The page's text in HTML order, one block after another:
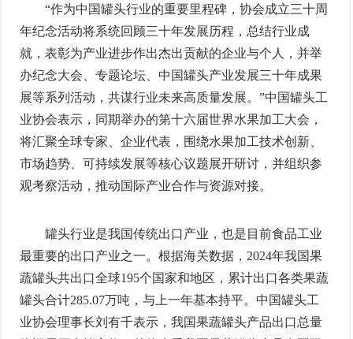
“作为中国罐头行业的重要里程碑，协会成立三十周
年纪念活动将系统回顾三十年发展历程，总结行业成
就，表彰为产业进步作出杰出贡献的企业与个人，并举
办纪念大会、专题论坛、中国罐头产业发展三十年成果
展等系列活动，共谋行业未来高质量发展。”中国罐头工
业协会表示，同期举办的第十六届世界水果加工大会，
将汇聚全球专家、企业代表，围绕水果加工技术创新、
市场趋势、可持续发展等核心议题展开研讨，并组织参
观考察活动，推动国际产业合作与资源对接。
罐头行业是我国传统出口产业，也是目前食品工业
最重要的出口产业之一。根据海关数据，2024年我国果
蔬罐头共出口全球195个国家和地区，累计出口各类果蔬
罐头合计285.07万吨，与上一年基本持平。中国罐头工
业协会理事长刘有千表示，我国果蔬罐头产品出口总量